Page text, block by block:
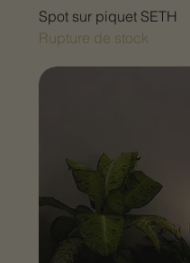
Spot sur piquet SETH
Rupture de stock